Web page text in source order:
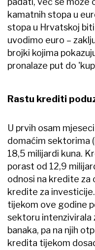
kamatnih stopa u
stopa u Hrvatskoj
uvodimo euro –
brojki kojima
pronalaze put do
Rastu krediti
U prvih osam
domaćim sektorima
18,5 milijardi kuna.
porast od 12,9
odnosi na kredite za
kredite za
tijekom ove godine
sektoru intenzivirala
banaka, pa na njih
kredita tijekom